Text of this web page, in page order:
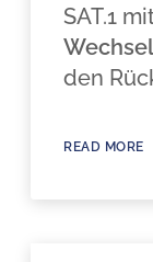
SAT.1
den
READ MORE